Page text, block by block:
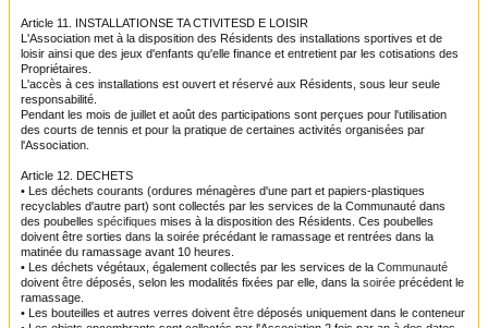
Article 11. INSTALLATIONSE TA CTIVITESD E LOISIR
L'Association met à la disposition des Résidents des installations sportives et de
loisir ainsi que des jeux d'enfants qu'elle finance et entretient par les cotisations des
Propriétaires.
L'accès à ces installations est ouvert et réservé aux Résidents, sous leur seule
responsabilité.
Pendant les mois de juillet et août des participations sont perçues pour l'utilisation
des courts de tennis et pour la pratique de certaines activités organisées par
l'Association.
Article 12. DECHETS
• Les déchets courants (ordures ménagères d'une part et papiers-plastiques
recyclables d'autre part) sont collectés par les services de la Communauté dans
des poubelles spécifiques mises à la disposition des Résidents. Ces poubelles
doivent être sorties dans la soirée précédant le ramassage et rentrées dans la
matinée du ramassage avant 10 heures
• Les déchets végétaux, également collectés par les services de la Communauté
doivent être déposés, selon les modalités fixées par elle, dans la soirée précédent le
ramassage.
• Les bouteilles et autres verres doivent être déposés uniquement dans le conteneur